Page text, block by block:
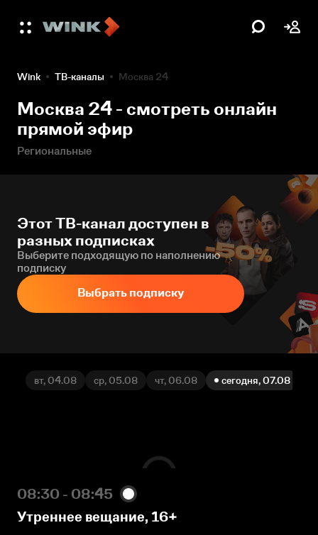
Wink ТВ-каналы Москва 24
Москва 24 - смотреть онлайн
прямой эфир
Региональные
Этот ТВ-канал доступен в
разных подписках
Выберите подходящую по наполнению
подписку
Выбрать подписку
вт, 04.08 ср, 05.08 чт, 06.08 сегодня, 07.08
08:30 - 08:45
Утреннее вещание, 16+